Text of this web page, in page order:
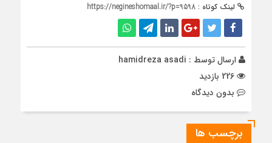
لینک کوتاه : https://negineshomaal.ir/?p=9598
ارسال توسط : hamidreza asadi
بدون دیدگاه
برچسب ها